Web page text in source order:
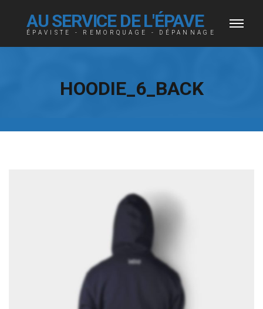
AU SERVICE DE L'ÉPAVE
ÉPAVISTE - REMORQUAGE - DÉPANNAGE
HOODIE_6_BACK